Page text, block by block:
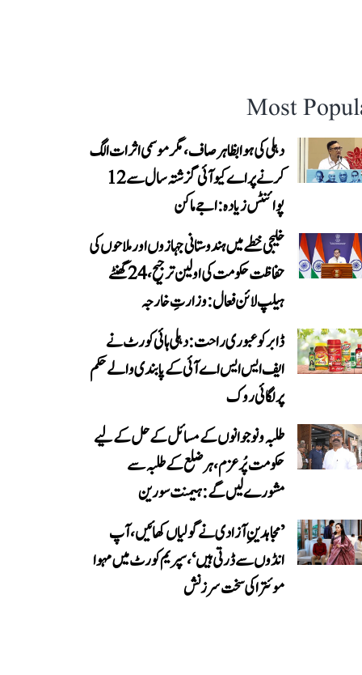
Most
دہلی کی ہوا بظاہر صاف، مگر موسمی اثرات الگ
کرنے پر اے کیو آئی گزشتہ سال سے 12
پوائنٹس زیادہ: اجے ماکن
خلیجی خطے میں ہندوستانی جہازوں اور ملاحوں کی
حفاظت حکومت کی اولین ترجیح، 24 گھنٹے
ہیلپ لائن فعال: وزارتِ خارجہ
ڈابر کو عبوری راحت: دہلی ہائی کورٹ نے
ایف ایس ایس اے آئی کے پابندی والے حکم
پر لگائی روک
طلبہ و نوجوانوں کے مسائل کے حل کے لیے
حکومت پُرعزم، ہر ضلع کے طلبہ سے
مشورے لیں گے: ہیمنت سورین
’مجاہدینِ آزادی نے گولیاں کھائیں، آپ
انڈوں سے ڈرتی ہیں‘، سپریم کورٹ میں مہوا
موئترا کی سخت سرزنش